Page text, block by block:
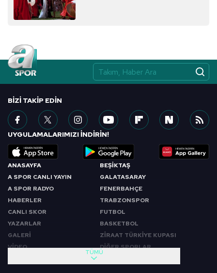
ANASAYFA
A SPOR CANLI YAYIN
A SPOR RADYO
HABERLER
CANLI SKOR
YAZARLAR
GALERİ
VİDEO
BEŞİKTAŞ
GALATASARAY
FENERBAHÇE
TRABZONSPOR
FUTBOL
BASKETBOL
ZİRAAT TÜRKİYE KUPASI
DİĞER SPORLAR
TÜMÜ
BIZI TAKIP EDIN
UYGULAMALARIMIZI İNDİRİN!